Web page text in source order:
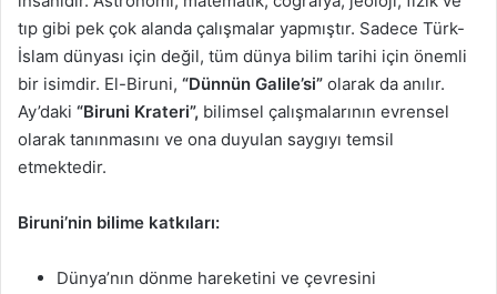
tıp gibi pek çok alanda çalışmalar yapmıştır. Sadece Türk-
İslam dünyası için değil, tüm dünya bilim tarihi için önemli
bir isimdir. El-Biruni, “Dünnün Galile’si” olarak da anılır.
Ay’daki “Biruni Krateri”, bilimsel çalışmalarının evrensel
olarak tanınmasını ve ona duyulan saygıyı temsil
etmektedir.
Biruni’nin bilime katkıları:
Dünya’nın dönme hareketini ve çevresini